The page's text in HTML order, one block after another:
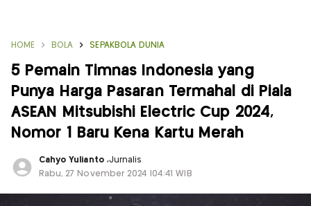
HOME BOLA SEPAKBOLA DUNIA
5 Pemain Timnas Indonesia yang
Punya Harga Pasaran Termahal di Piala
ASEAN Mitsubishi Electric Cup 2024,
Nomor 1 Baru Kena Kartu Merah
Cahyo Yulianto ,Jurnalis
Rabu, 27 November 2024 |04:41 WIB